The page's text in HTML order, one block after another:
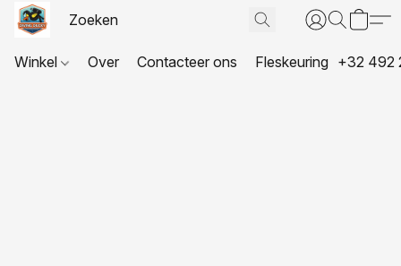
Winkel Over Contacteer ons Fleskeuring +32 492